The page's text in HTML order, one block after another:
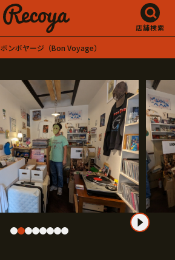
店舗検索
ボンボヤージ（Bon Voyage）